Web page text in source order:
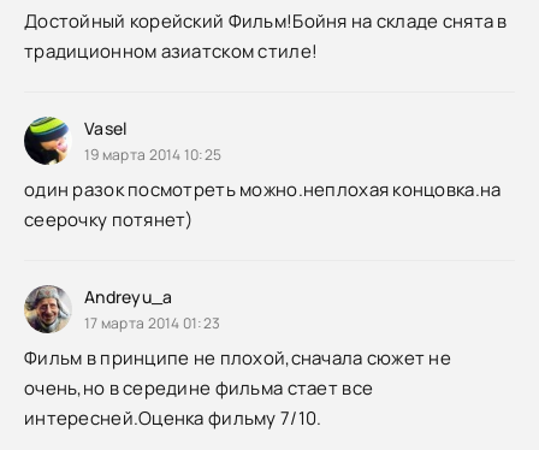
Достойный корейский Фильм!Бойня на складе снята в
традиционном азиатском стиле!
Vasel
19 марта 2014 10:25
один разок посмотреть можно.неплохая концовка.на
сеерочку потянет)
Andreyu_a
17 марта 2014 01:23
Фильм в принципе не плохой,сначала сюжет не
очень,но в середине фильма стает все
интересней.Оценка фильму 7/10.